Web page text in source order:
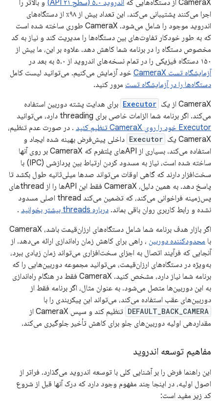
CameraX از دستگاه‌هایی که اندروید ۵.۰ (سطح API ۲۱)
و بالاتر را
اجرا می‌کنند پشتیبانی می‌کند. این تعداد بیش از ۹۸٪ از دستگاه‌های
اندروید موجود را شامل می‌شود. CameraX طوری ساخته شده است
که به طور خودکار تفاوت‌های بین دستگاه‌ها را مدیریت کند و نیاز به کد
مخصوص دستگاه را در برنامه شما کاهش دهد. علاوه بر این، ما بیش از
۱۵۰ دستگاه فیزیکی را در تمام نسخه‌های اندروید از ۵.۰ به بعد در
آزمایشگاه تست CameraX
خود آزمایش می‌کنیم. می‌توانید لیست کامل
دستگاه‌ها را در آزمایشگاه تست مرور کنید.
CameraX از یک
Executor برای هدایت پشته دوربین استفاده
می‌کند. اگر برنامه شما الزامات خاصی برای threading دارد، می‌توانید
Executor خود را روی CameraX تنظیم کنید
. در صورت عدم تنظیم،
CameraX یک
Executor داخلی پیش‌فرض بهینه شده ایجاد و
استفاده می‌کند. بسیاری از APIهای پلتفرم که CameraX بر روی آنها
ساخته شده است، نیاز به مسدود کردن ارتباط بین پردازشی (IPC) با
سخت‌افزار دارند که گاهی اوقات می‌تواند صدها میلی‌ثانیه طول بکشد تا
پاسخ دهد. به همین دلیل، CameraX فقط این APIها را از threadهای
پس‌زمینه فراخوانی می‌کند، که تضمین می‌کند thread اصلی مسدود
نشده و رابط کاربری روان باقی بماند. درباره threads بیشتر بخوانید
.
اگر بازار هدف برنامه شما شامل دستگاه‌های ارزان‌قیمت باشد، CameraX
با محدودکننده دوربین ، راهی برای کاهش زمان راه‌اندازی ارائه می‌دهد. از
آنجایی که فرآیند اتصال به اجزای سخت‌افزاری می‌تواند زمان زیادی ببرد،
به‌ویژه در دستگاه‌های ارزان‌قیمت، می‌توانید مجموعه دوربین‌هایی را که
برنامه شما نیاز دارد، مشخص کنید. CameraX فقط در هنگام راه‌اندازی
به این دوربین‌ها متصل می‌شود. به عنوان مثال، اگر برنامه فقط از
دوربین‌های عقب استفاده می‌کند، می‌تواند این پیکربندی را با
DEFAULT_BACK_CAMERA
تنظیم کند و سپس CameraX از
مقداردهی اولیه دوربین‌های جلو برای کاهش تأخیر جلوگیری می‌کند.
مفاهیم توسعه اندروید
این راهنما فرض را بر آشنایی کلی با توسعه اندروید می‌گذارد. فراتر از
اصول اولیه، در اینجا چند مفهوم وجود دارد که درک آنها قبل از شروع
کد زیر مفید است: